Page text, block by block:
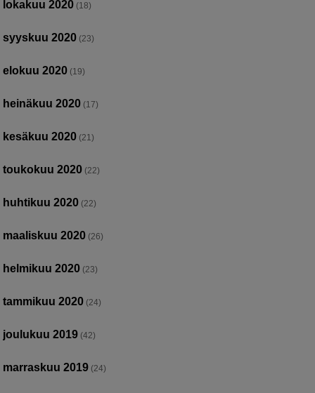
lokakuu 2020 (18)
syyskuu 2020 (23)
elokuu 2020 (19)
heinäkuu 2020 (17)
kesäkuu 2020 (21)
toukokuu 2020 (22)
huhtikuu 2020 (22)
maaliskuu 2020 (26)
helmikuu 2020 (23)
tammikuu 2020 (24)
joulukuu 2019 (42)
marraskuu 2019 (24)